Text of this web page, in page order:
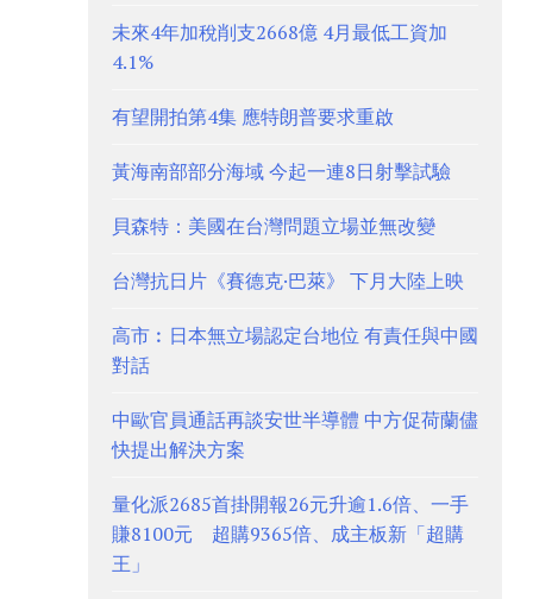
未來4年加稅削支2668億 4月最低工資加
4.1%
有望開拍第4集 應特朗普要求重啟
黃海南部部分海域 今起一連8日射擊試驗
貝森特：美國在台灣問題立場並無改變
台灣抗日片《賽德克·巴萊》 下月大陸上映
高市︰日本無立場認定台地位 有責任與中國
對話
中歐官員通話再談安世半導體 中方促荷蘭儘
快提出解決方案
量化派2685首掛開報26元升逾1.6倍、一手
賺8100元 超購9365倍、成主板新「超購
王」